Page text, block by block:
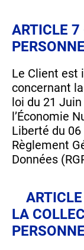
ARTICLE 7
Le Client est
concernant
loi du 21
l’Économie
Liberté du
Règlement
Données
ARTICLE
LA